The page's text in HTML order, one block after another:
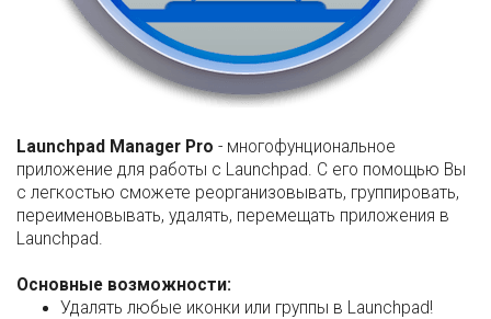
Launchpad Manager Pro - многофунциональное
приложение для работы с Launchpad. С его помощью Вы
с легкостью сможете реорганизовывать, группировать,
переименовывать, удалять, перемещать приложения в
Launchpad.
Основные возможности:
Удалять любые иконки или группы в Launchpad!